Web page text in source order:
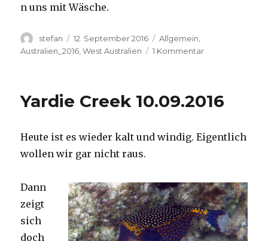
n uns mit Wäsche.
Autor
stefan
Veröffentlicht
am
12. September 2016 Kategorien
Allgemein
Australien_2016 ,West Australien 1 Kommentarzu
Yardie Creek 10.09.2016
Heute ist es wieder kalt und windig. Eigentlich
wollen wir gar nicht raus.
Dann
zeigt
sich
doch